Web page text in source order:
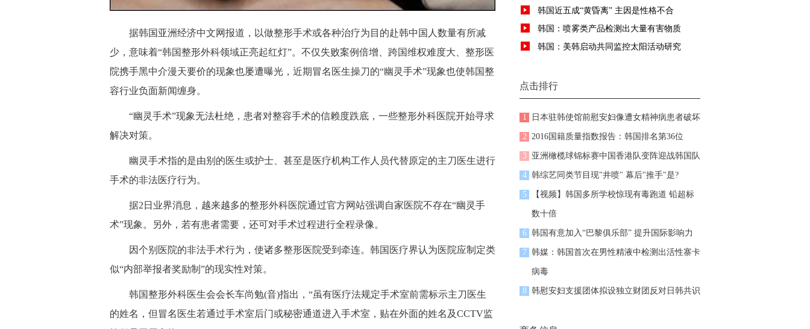
韩国近五成“黄昏离” 主因是性格不合
韩国：喷雾类产品检测出大量有害物质
韩国：美韩启动共同监控太阳活动研究
点击排行
1 日本驻韩使馆前慰安妇像遭女精神病患者破坏
2 2016国籍质量指数报告：韩国排名第36位
3 亚洲橄榄球锦标赛中国香港队变阵迎战韩国队
4 韩综艺同类节目现"井喷" 幕后"推手"是?
5 【视频】韩国多所学校惊现有毒跑道 铅超标
数十倍
6 韩国有意加入“巴黎俱乐部” 提升国际影响力
7 韩媒：韩国首次在男性精液中检测出活性寨卡
病毒
8 韩慰安妇支援团体拟设独立财团反对日韩共识
据韩国亚洲经济中文网报道，以做整形手术或各种治疗为目的赴韩中国人数量有所减
少，意味着“韩国整形外科领域正亮起红灯”。不仅失败案例倍增、跨国维权难度大、整形医
院携手黑中介漫天要价的现象也屡遭曝光，近期冒名医生操刀的“幽灵手术”现象也使韩国整
容行业负面新闻缠身。
“幽灵手术”现象无法杜绝，患者对整容手术的信赖度跌底，一些整形外科医院开始寻求
解决对策。
幽灵手术指的是由别的医生或护士、甚至是医疗机构工作人员代替原定的主刀医生进行
手术的非法医疗行为。
据2日业界消息，越来越多的整形外科医院通过官方网站强调自家医院不存在“幽灵手
术”现象。另外，若有患者需要，还可对手术过程进行全程录像。
因个别医院的非法手术行为，使诸多整形医院受到牵连。韩国医疗界认为医院应制定类
似“内部举报者奖励制”的现实性对策。
韩国整形外科医生会会长车尚勉(音)指出，“虽有医疗法规定手术室前需标示主刀医生
的姓名，但冒名医生若通过手术室后门或秘密通道进入手术室，贴在外面的姓名及CCTV监